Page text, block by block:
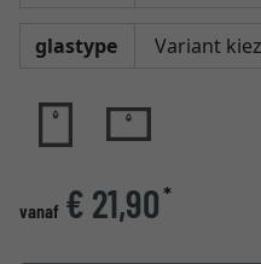
glastype
vanaf € 21,90*